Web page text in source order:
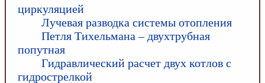
циркуляцией
Лучевая разводка системы отопления
Петля Тихельмана – двухтрубная
попутная
Гидравлический расчет двух котлов с
гидрострелкой